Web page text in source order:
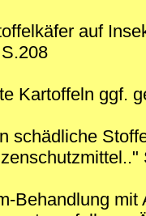
auf
Kartoffeln ggf.
schädliche
Behandlung mit